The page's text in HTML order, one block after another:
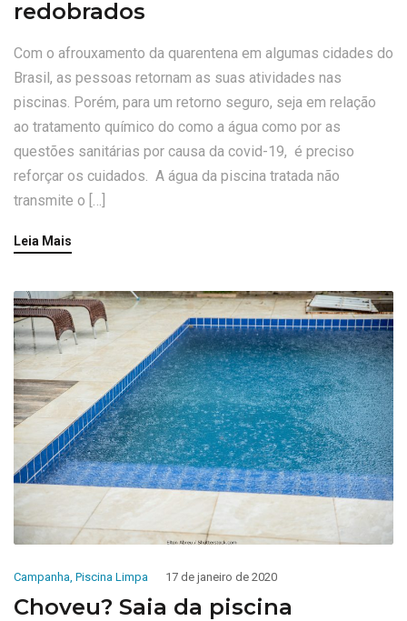
redobrados
Com o afrouxamento da quarentena em algumas cidades do
Brasil, as pessoas retornam as suas atividades nas
piscinas. Porém, para um retorno seguro, seja em relação
ao tratamento químico do como a água como por as
questões sanitárias por causa da covid-19, é preciso
reforçar os cuidados. A água da piscina tratada não
transmite o […]
Leia Mais
Campanha Piscina Limpa 17 de janeiro de 2020
Choveu? Saia da piscina